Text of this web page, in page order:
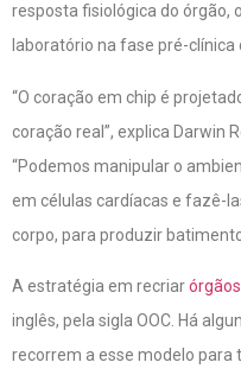
resposta fisiológica do órgão,
laboratório na fase pré-clínica
“O coração em chip é
coração real”, explica Darwin
“Podemos manipular o
em células cardíacas e fazê-
corpo, para produzir
A estratégia em recriar
inglês, pela sigla OOC. Há
recorrem a esse modelo